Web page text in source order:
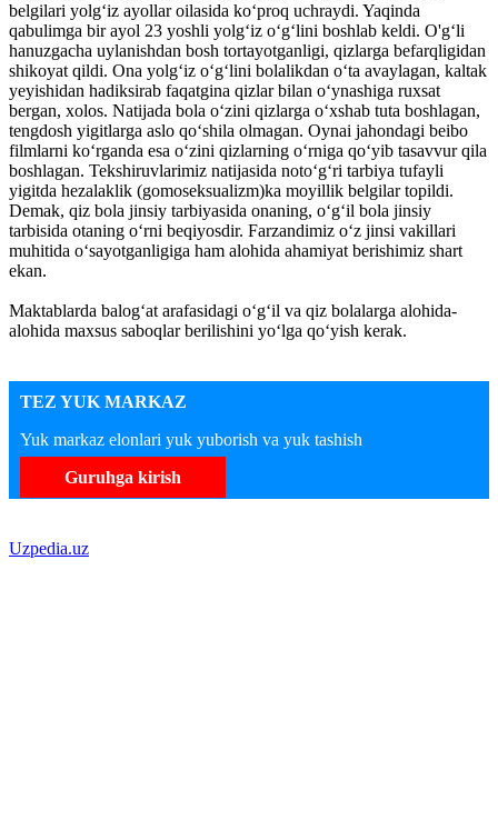
belgilari yolg‘iz ayollar oilasida ko‘proq uchraydi. Yaqinda
qabulimga bir ayol 23 yoshli yolg‘iz o‘g‘lini boshlab keldi. O'g‘li
hanuzgacha uylanishdan bosh tortayotganligi, qizlarga befarqligidan
shikoyat qildi. Ona yolg‘iz o‘g‘lini bolalikdan o‘ta avaylagan, kaltak
yeyishidan hadiksirab faqatgina qizlar bilan o‘ynashiga ruxsat
bergan, xolos. Natijada bola o‘zini qizlarga o‘xshab tuta boshlagan,
tengdosh yigitlarga aslo qo‘shila olmagan. Oynai jahondagi beibo
filmlarni ko‘rganda esa o‘zini qizlarning o‘rniga qo‘yib tasavvur qila
boshlagan. Tekshiruvlarimiz natijasida noto‘g‘ri tarbiya tufayli
yigitda hezalaklik (gomoseksualizm)ka moyillik belgilar topildi.
Demak, qiz bola jinsiy tarbiyasida onaning, o‘g‘il bola jinsiy
tarbisida otaning o‘rni beqiyosdir. Farzandimiz o‘z jinsi vakillari
muhitida o‘sayotganligiga ham alohida ahamiyat berishimiz shart
ekan.
Maktablarda balog‘at arafasidagi o‘g‘il va qiz bolalarga alohida-
alohida maxsus saboqlar berilishini yo‘lga qo‘yish kerak.
TEZ YUK MARKAZ
Yuk markaz elonlari yuk yuborish va yuk tashish
Guruhga kirish
Uzpedia.uz